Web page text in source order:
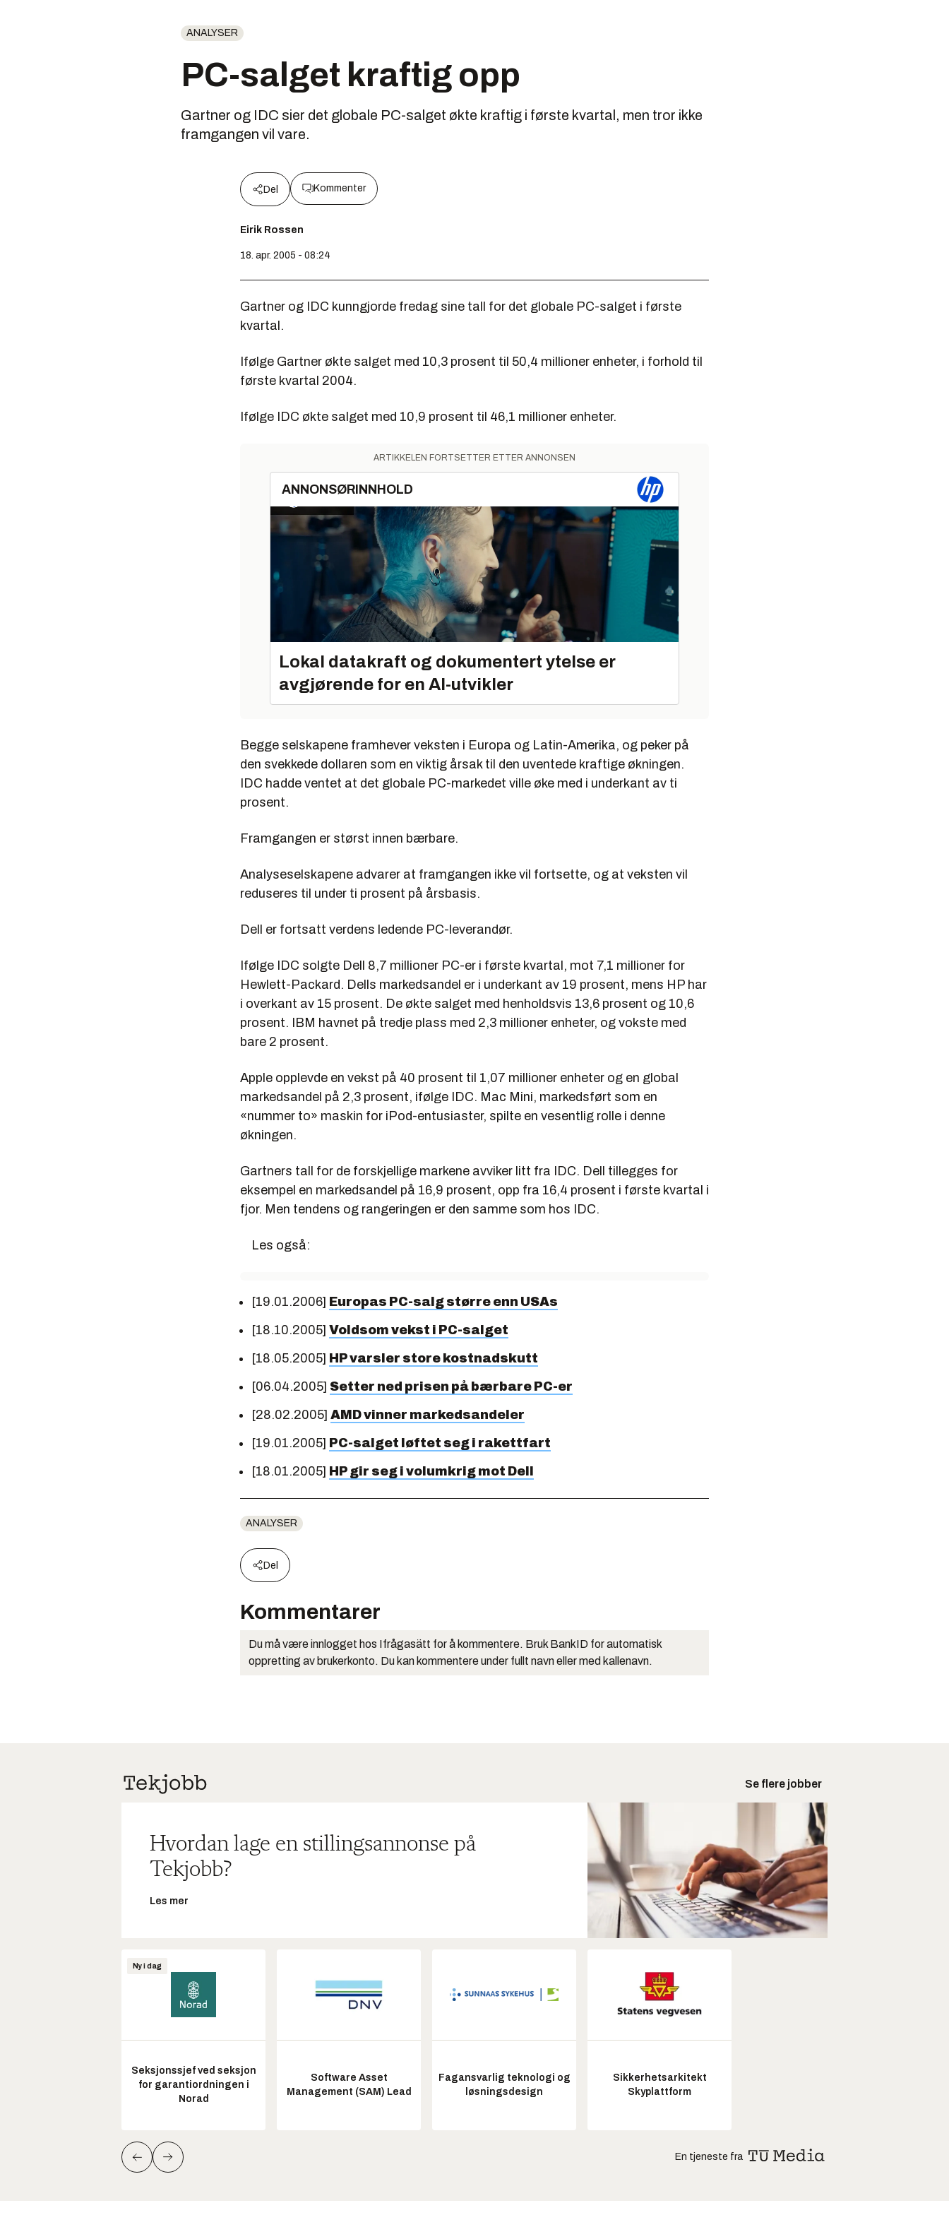
ANALYSER
PC-salget kraftig opp
Gartner og IDC sier det globale PC-salget økte kraftig i første kvartal, men tror ikke
framgangen vil vare.
Del Kommenter
Eirik Rossen
18. apr. 2005 - 08:24
Gartner og IDC kunngjorde fredag sine tall for det globale PC-salget i første
kvartal.
Ifølge Gartner økte salget med 10,3 prosent til 50,4 millioner enheter, i forhold til
første kvartal 2004.
Ifølge IDC økte salget med 10,9 prosent til 46,1 millioner enheter.
ARTIKKELEN FORTSETTER ETTER ANNONSEN
ANNONSØRINNHOLD
Lokal datakraft og dokumentert ytelse er
avgjørende for en AI-utvikler
Begge selskapene framhever veksten i Europa og Latin-Amerika, og peker på
den svekkede dollaren som en viktig årsak til den uventede kraftige økningen.
IDC hadde ventet at det globale PC-markedet ville øke med i underkant av ti
prosent.
Framgangen er størst innen bærbare.
Analyseselskapene advarer at framgangen ikke vil fortsette, og at veksten vil
reduseres til under ti prosent på årsbasis.
Dell er fortsatt verdens ledende PC-leverandør.
Ifølge IDC solgte Dell 8,7 millioner PC-er i første kvartal, mot 7,1 millioner for
Hewlett-Packard. Dells markedsandel er i underkant av 19 prosent, mens HP har
i overkant av 15 prosent. De økte salget med henholdsvis 13,6 prosent og 10,6
prosent. IBM havnet på tredje plass med 2,3 millioner enheter, og vokste med
bare 2 prosent.
Apple opplevde en vekst på 40 prosent til 1,07 millioner enheter og en global
markedsandel på 2,3 prosent, ifølge IDC. Mac Mini, markedsført som en
«nummer to» maskin for iPod-entusiaster, spilte en vesentlig rolle i denne
økningen.
Gartners tall for de forskjellige markene avviker litt fra IDC. Dell tillegges for
eksempel en markedsandel på 16,9 prosent, opp fra 16,4 prosent i første kvartal i
fjor. Men tendens og rangeringen er den samme som hos IDC.
Les også:
[19.01.2006] Europas PC-salg større enn USAs
[18.10.2005] Voldsom vekst i PC-salget
[18.05.2005] HP varsler store kostnadskutt
[06.04.2005] Setter ned prisen på bærbare PC-er
[28.02.2005] AMD vinner markedsandeler
[19.01.2005] PC-salget løftet seg i rakettfart
[18.01.2005] HP gir seg i volumkrig mot Dell
ANALYSER
Del
Kommentarer
Du må være innlogget hos Ifrågasätt for å kommentere. Bruk BankID for automatisk
oppretting av brukerkonto. Du kan kommentere under fullt navn eller med kallenavn.
Se flere jobber
Hvordan lage en stillingsannonse på
Tekjobb?
Les mer
Ny i dag
Seksjonssjef ved seksjon
for garantiordningen i
Norad
Software Asset
Management (SAM) Lead
Fagansvarlig teknologi og
løsningsdesign
Sikkerhetsarkitekt
Skyplattform
En tjeneste fra